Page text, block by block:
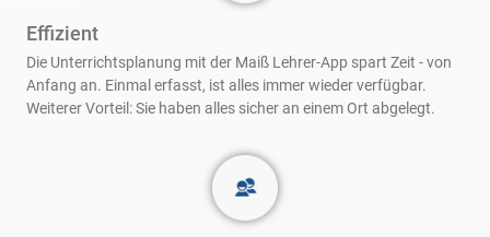
Effizient
Die Unterrichtsplanung mit der Maiß Lehrer-App spart Zeit - von
Anfang an. Einmal erfasst, ist alles immer wieder verfügbar.
Weiterer Vorteil: Sie haben alles sicher an einem Ort abgelegt.